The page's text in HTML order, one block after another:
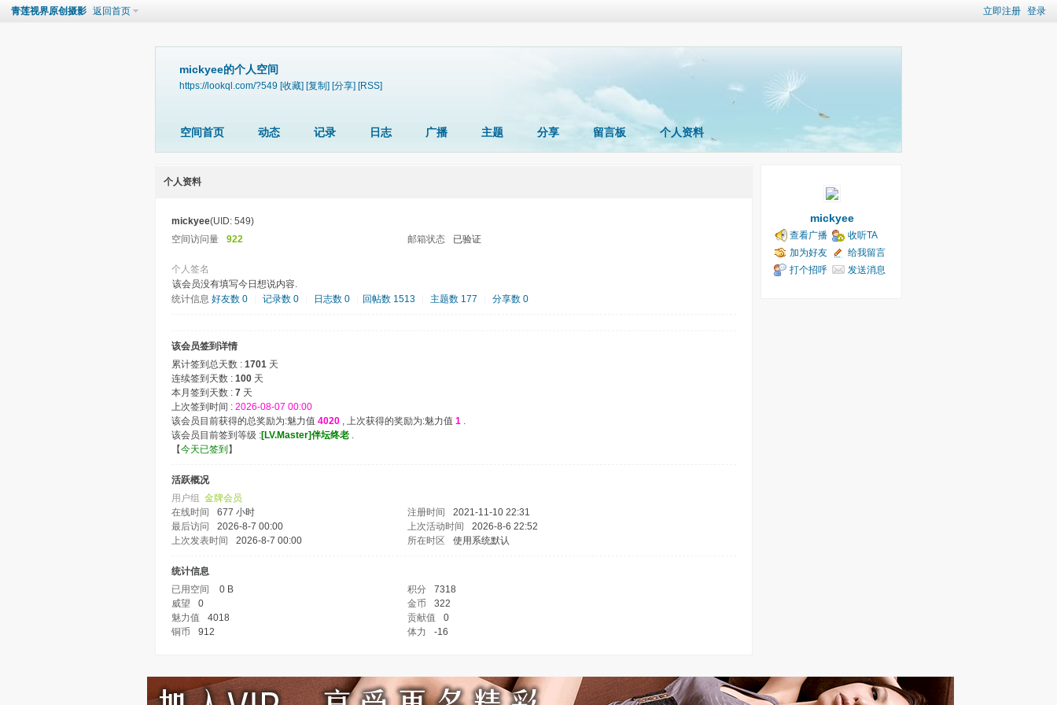
立即注册 登录
青莲视界原创摄影 返回首页
mickyee的个人空间
https://lookql.com/?549 [收藏] [复制] [分享] [RSS]
空间首页 动态 记录 日志 广播 主题 分享 留言板 个人资料
个人资料
mickyee(UID: 549)
空间访问量
922 邮箱状态 已验证
个人签名
该会员没有填写今日想说内容.
统计信息 好友数 0 记录数 0 日志数 0 回帖数 1513 主题数 177 分享数 0
该会员签到详情
累计签到总天数 : 1701 天
连续签到天数 : 100 天
本月签到天数 : 7 天
上次签到时间 : 2026-08-07 00:00
该会员目前获得的总奖励为:魅力值 4020 , 上次获得的奖励为:魅力值 1 .
该会员目前签到等级 :[LV.Master]伴坛终老 .
【今天已签到 】
活跃概况
用户组 金牌会员
在线时间
677 小时 注册时间
2021-11-10 22:31
最后访问
2026-8-7 00:00 上次活动时间
2026-8-6 22:52
上次发表时间
2026-8-7 00:00 所在时区 使用系统默认
统计信息
已用空间
0 B 积分
7318
威望
0 金币
322
魅力值
4018 贡献值
0
铜币
912 体力 -16
mickyee
查看广播
收听TA
加为好友
给我留言
打个招呼
发送消息